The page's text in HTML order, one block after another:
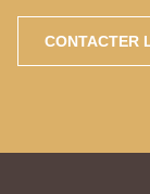
CONTACTER